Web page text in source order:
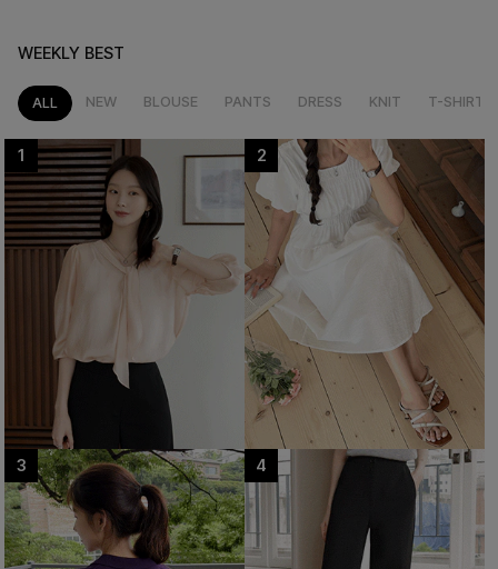
WEEKLY BEST
ALL NEW BLOUSE PANTS DRESS KNIT T-SHIRT